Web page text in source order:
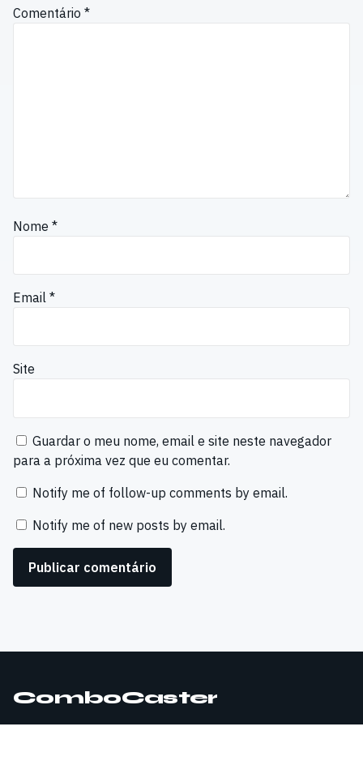
Comentário *
Nome *
Email *
Site
Guardar o meu nome, email e site neste navegador
para a próxima vez que eu comentar.
Notify me of follow-up comments by email.
Notify me of new posts by email.
ComboCaster